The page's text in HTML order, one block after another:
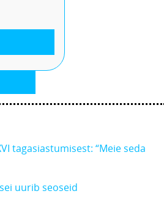
tagasiastumisest: “Meie seda
uurib seoseid